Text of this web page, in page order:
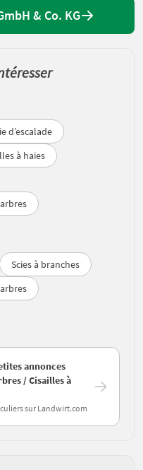
& Co. KG
d’escalade
à haies
Scies à branches
annonces
/ Cisailles à
sur Landwirt.com